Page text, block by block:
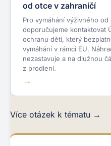
od otce v zahraničí
Pro vymáhání výživného
doporučujeme kontaktovat
ochranu dětí, který
vymáhání v rámci EU.
nezastavuje a na dlužnou
z prodlení.
Více otázek k tématu →